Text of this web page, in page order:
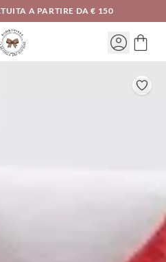
A PARTIRE DA € 150